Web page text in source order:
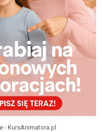
- KursAnimatora.pl